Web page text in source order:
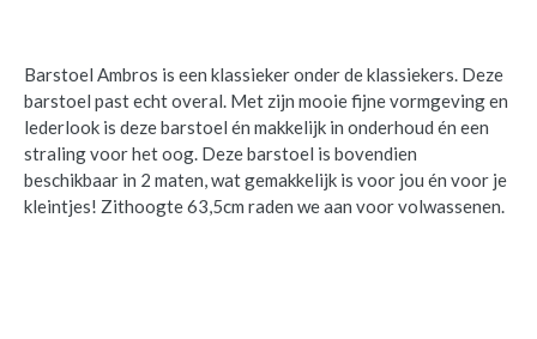
Barstoel Ambros is een klassieker onder de klassiekers. Deze
barstoel past echt overal. Met zijn mooie fijne vormgeving en
lederlook is deze barstoel én makkelijk in onderhoud én een
straling voor het oog. Deze barstoel is bovendien
beschikbaar in 2 maten, wat gemakkelijk is voor jou én voor je
kleintjes! Zithoogte 63,5cm raden we aan voor volwassenen.